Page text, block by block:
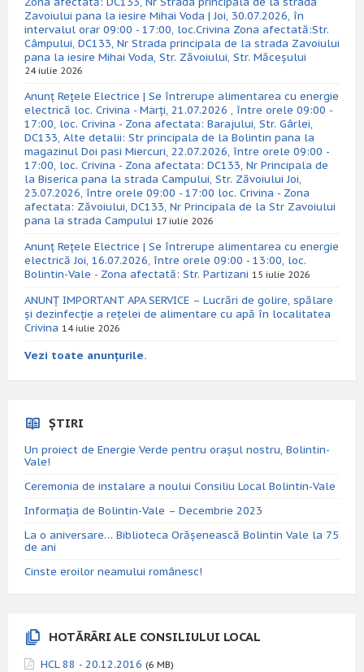
Zavoiului pana la iesire Mihai Voda | Joi, 30.07.2026, în
intervalul orar 09:00 - 17:00, loc.Crivina Zona afectată:Str.
Câmpului, DC133, Nr Strada principala de la strada Zavoiului
pana la iesire Mihai Voda, Str. Zăvoiului, Str. Măceșului
24 iulie 2026
Anunț Rețele Electrice | Se întrerupe alimentarea cu energie
electrică loc. Crivina - Marți, 21.07.2026 , între orele 09:00 -
17:00, loc. Crivina - Zona afectata: Barajului, Str. Gârlei,
DC133, Alte detalii: Str principala de la Bolintin pana la
magazinul Doi pasi Miercuri, 22.07.2026, între orele 09:00 -
17:00, loc. Crivina - Zona afectata: DC133, Nr Principala de
la Biserica pana la strada Campului, Str. Zăvoiului Joi,
23.07.2026, între orele 09:00 - 17:00 loc. Crivina - Zona
afectata: Zăvoiului, DC133, Nr Principala de la Str Zavoiului
pana la strada Campului 17 iulie 2026
Anunț Rețele Electrice | Se întrerupe alimentarea cu energie
electrică Joi, 16.07.2026, între orele 09:00 - 13:00, loc.
Bolintin-Vale - Zona afectată: Str. Partizani 15 iulie 2026
ANUNȚ IMPORTANT APA SERVICE – Lucrări de golire, spălare
și dezinfecție a rețelei de alimentare cu apă în localitatea
Crivina 14 iulie 2026
Vezi toate anunțurile.
ȘTIRI
Un proiect de Energie Verde pentru orașul nostru, Bolintin-
Vale!
Ceremonia de instalare a noului Consiliu Local Bolintin-Vale
Informația de Bolintin-Vale – Decembrie 2023
La o aniversare… Biblioteca Orăşenească Bolintin Vale la 75
de ani
Cinste eroilor neamului românesc!
HOTĂRÂRI ALE CONSILIULUI LOCAL
HCL 88 - 20.12.2016 (6 MB)